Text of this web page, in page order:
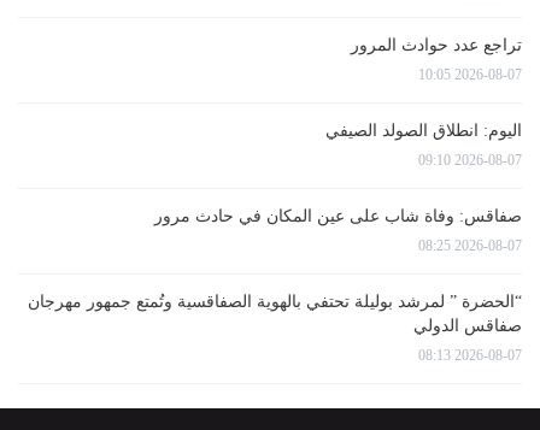
تراجع عدد حوادث المرور
2026-08-07 10:05
اليوم: انطلاق الصولد الصيفي
2026-08-07 09:10
صفاقس: وفاة شاب على عين المكان في حادث مرور
2026-08-07 08:25
“الحضرة ” لمرشد بوليلة تحتفي بالهوية الصفاقسية وتُمتع جمهور مهرجان
صفاقس الدولي
2026-08-07 08:13